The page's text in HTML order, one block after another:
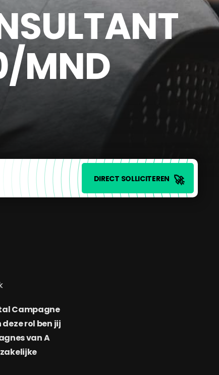
MND
DIRECT SOLLICITEREN 🚀
Campagne
rol ben jij
van A